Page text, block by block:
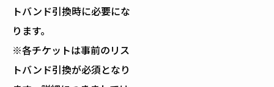
トバンド引換時に必要にな
ります。
※各チケットは事前のリス
トバンド引換が必須となり